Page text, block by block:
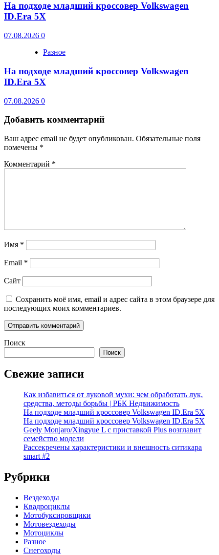
На подходе младший кроссовер Volkswagen
ID.Era 5X
07.08.2026 0
Разное
На подходе младший кроссовер Volkswagen
ID.Era 5X
07.08.2026 0
Добавить комментарий
Ваш адрес email не будет опубликован. Обязательные поля
помечены *
Комментарий *
Имя *
Email *
Сайт
Сохранить моё имя, email и адрес сайта в этом браузере для
последующих моих комментариев.
Поиск
Поиск
Свежие записи
Как избавиться от луковой мухи: чем обработать лук,
средства, методы борьбы | РБК Недвижимость
На подходе младший кроссовер Volkswagen ID.Era 5X
На подходе младший кроссовер Volkswagen ID.Era 5X
Geely Monjaro/Xingyue L с приставкой Plus возглавит
семейство модели
Рассекречены характеристики и внешность ситикара
smart #2
Рубрики
Вездеходы
Квадроциклы
Мотобуксировщики
Мотовездеходы
Мотоциклы
Разное
Снегоходы